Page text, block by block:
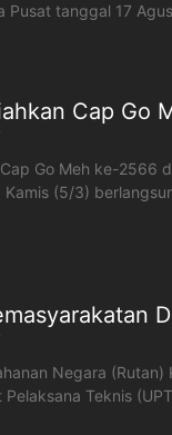
Pusat tanggal 17
Cap Go
Go Meh ke-2566
Kamis (5/3)
Negara
Teknis